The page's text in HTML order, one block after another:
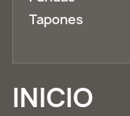
Tapones
INICIO